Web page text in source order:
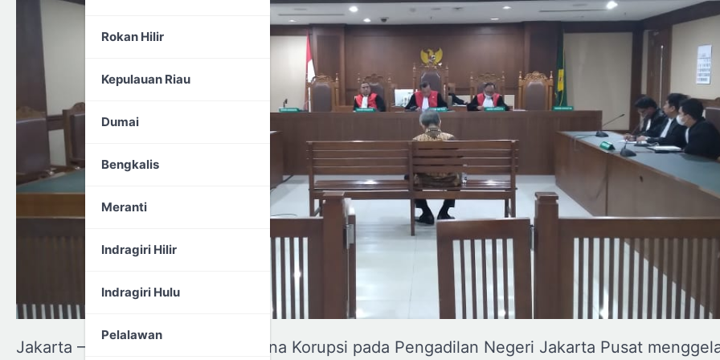
Rokan Hilir
Kepulauan Riau
Dumai
Bengkalis
Meranti
Indragiri Hilir
Indragiri Hulu
Pelalawan
Jakarta – Pengadilan Tindak Pidana Korupsi pada Pengadilan Negeri Jakarta Pusat